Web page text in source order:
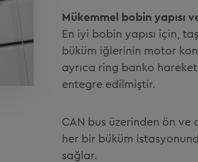
Mükemmel bobin yapısı
En iyi bobin yapısı için,
büküm iğlerinin motor
ayrıca ring banko
entegre edilmiştir.
CAN bus üzerinden ön ve
her bir büküm
sağlar.